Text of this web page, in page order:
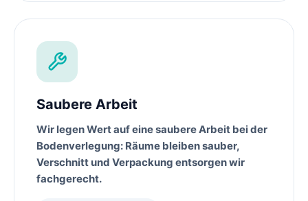
Saubere Arbeit
Wir legen Wert auf eine saubere Arbeit bei der
Bodenverlegung: Räume bleiben sauber,
Verschnitt und Verpackung entsorgen wir
fachgerecht.